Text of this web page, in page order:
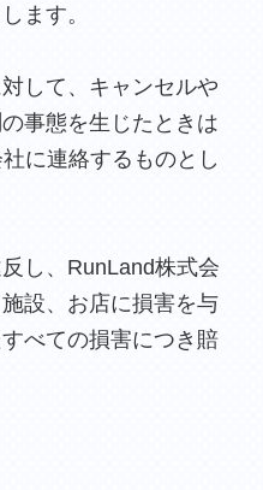
ます。
して、キャンセルや
事態を生じたときは
に連絡するものとし
し、RunLand株式会
設、お店に損害を与
べての損害につき賠